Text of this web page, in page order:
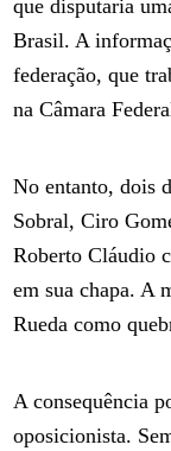
que disputaria
Brasil. A
federação, que
na Câmara
No entanto, dois
Sobral, Ciro
Roberto Cláudio
em sua chapa. A
Rueda como
A consequência
oposicionista.